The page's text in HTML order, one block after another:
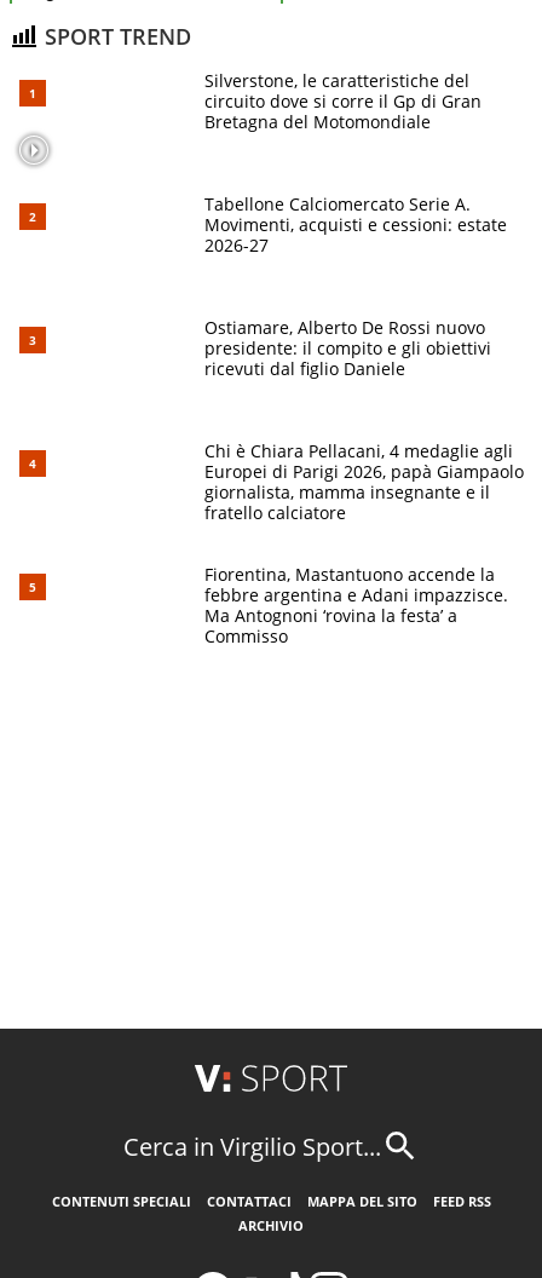
SPORT TREND
Silverstone, le caratteristiche del
circuito dove si corre il Gp di Gran
Bretagna del Motomondiale
Tabellone Calciomercato Serie A.
Movimenti, acquisti e cessioni: estate
2026-27
Ostiamare, Alberto De Rossi nuovo
presidente: il compito e gli obiettivi
ricevuti dal figlio Daniele
Chi è Chiara Pellacani, 4 medaglie agli
Europei di Parigi 2026, papà Giampaolo
giornalista, mamma insegnante e il
fratello calciatore
Fiorentina, Mastantuono accende la
febbre argentina e Adani impazzisce.
Ma Antognoni ‘rovina la festa’ a
Commisso
Cerca in Virgilio Sport...
CONTENUTI SPECIALI CONTATTACI MAPPA DEL SITO
FEED RSS
ARCHIVIO